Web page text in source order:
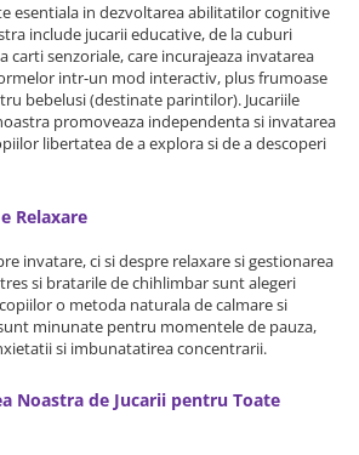
esentiala in dezvoltarea abilitatilor cognitive
include jucarii educative, de la cuburi
carti senzoriale, care incurajeaza invatarea
intr-un mod interactiv, plus frumoase
bebelusi (destinate parintilor). Jucariile
promoveaza independenta si invatarea
libertatea de a explora si de a descoperi
Relaxare
invatare, ci si despre relaxare si gestionarea
si bratarile de chihlimbar sunt alegeri
o metoda naturala de calmare si
minunate pentru momentele de pauza,
si imbunatatirea concentrarii.
Noastra de Jucarii pentru Toate